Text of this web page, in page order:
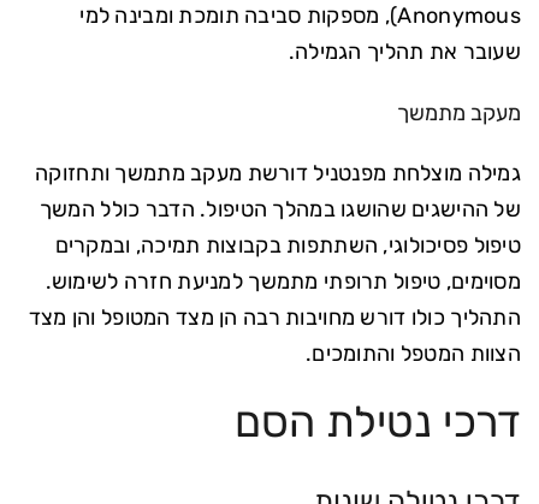
Anonymous), מספקות סביבה תומכת ומבינה למי
שעובר את תהליך הגמילה.
מעקב מתמשך
גמילה מוצלחת מפנטניל דורשת מעקב מתמשך ותחזוקה
של ההישגים שהושגו במהלך הטיפול. הדבר כולל המשך
טיפול פסיכולוגי, השתתפות בקבוצות תמיכה, ובמקרים
מסוימים, טיפול תרופתי מתמשך למניעת חזרה לשימוש.
התהליך כולו דורש מחויבות רבה הן מצד המטופל והן מצד
הצוות המטפל והתומכים.
דרכי נטילת הסם